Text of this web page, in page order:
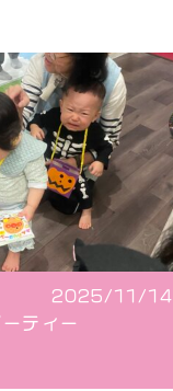
2025/11/14
ティー